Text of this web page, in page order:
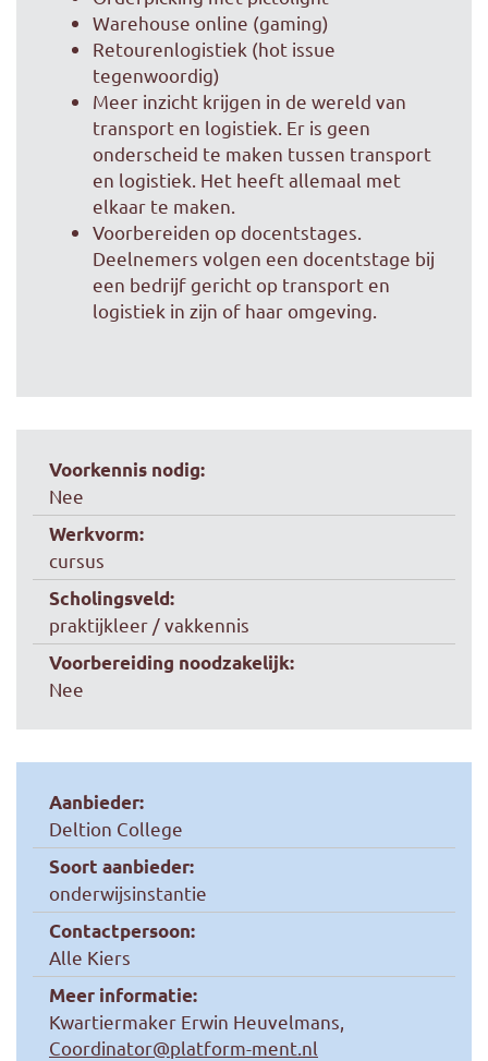
Warehouse online (gaming)
Retourenlogistiek (hot issue
tegenwoordig)
Meer inzicht krijgen in de wereld van
transport en logistiek. Er is geen
onderscheid te maken tussen transport
en logistiek. Het heeft allemaal met
elkaar te maken.
Voorbereiden op docentstages.
Deelnemers volgen een docentstage bij
een bedrijf gericht op transport en
logistiek in zijn of haar omgeving.
Voorkennis nodig:
Nee
Werkvorm:
cursus
Scholingsveld:
praktijkleer / vakkennis
Voorbereiding noodzakelijk:
Nee
Aanbieder:
Deltion College
Soort aanbieder:
onderwijsinstantie
Contactpersoon:
Alle Kiers
Meer informatie:
Kwartiermaker Erwin Heuvelmans,
Coordinator@platform-ment.nl